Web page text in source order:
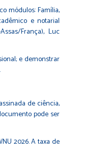
módulos: Família,
e notarial
França), Luc
e demonstrar
de ciência,
pode ser
2026. A taxa de